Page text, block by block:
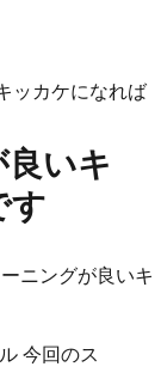
いキ
す
今回のス